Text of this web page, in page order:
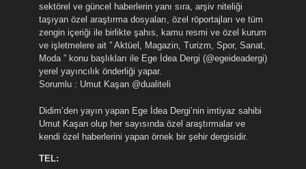
sektörel ve güncel haberlerin yanı sıra, arşiv niteliği
taşıyan özel araştırma dosyaları, özel röportajları ve tüm
zengin içeriği ile birlikte şahıs, kamu resmi ve özel kurum
ve işletmelere ait ” Aktüel, Magazin, Turizm, Spor, Sanat,
Moda ” konu başlıkları ile Ege İdea Dergi (@egeideadergi)
yerel yayıncılık önderliği yapar.
Sorumlu : Umut Kaşan @dualiteli
Didim’den yayın yapan Ege İdea Dergi’nin imtiyaz sahibi
Umut Kaşan olup her sayısında özel araştırmalar ve
kendi özel haberlerini yapan örnek bir şehir dergisidir.
TEL: